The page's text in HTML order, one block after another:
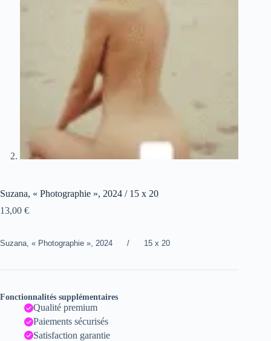
Suzana, « Photographie », 2024 / 15 x 20
13,00 €
Suzana, « Photographie », 2024 / 15 x 20
Fonctionnalités supplémentaires
Qualité premium
Paiements sécurisés
Satisfaction garantie